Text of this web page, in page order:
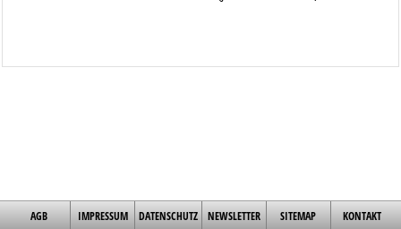
AGB IMPRESSUM DATENSCHUTZ NEWSLETTER SITEMAP KONTAKT